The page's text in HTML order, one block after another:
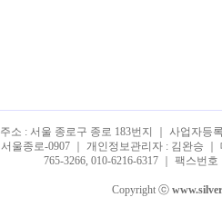
주소 : 서울 종로구 종로 183번지 ｜ 사업자등
서울종로-0907 ｜ 개인정보관리자 : 김완승
765-3266, 010-6216-6317 ｜ 팩스번
Copyright ⓒ